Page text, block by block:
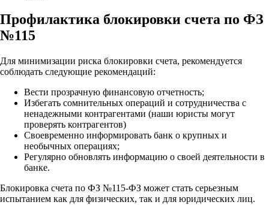
Профилактика блокировки счета по ФЗ
№115
Для минимизации риска блокировки счета, рекомендуется
соблюдать следующие рекомендаций:
Вести прозрачную финансовую отчетность;
Избегать сомнительных операций и сотрудничества с
ненадежными контрагентами (наши юристы могут
проверять контрагентов)
Своевременно информировать банк о крупных и
необычных операциях;
Регулярно обновлять информацию о своей деятельности в
банке.
Блокировка счета по ФЗ №115-ФЗ может стать серьезным
испытанием как для физических, так и для юридических лиц.